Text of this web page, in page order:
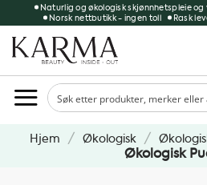
to
content
Naturlig og økologisk skjønnhetspleie
Norsk nettbutikk - ingen toll
Rask
Hjem / Økologisk /
Økologisk